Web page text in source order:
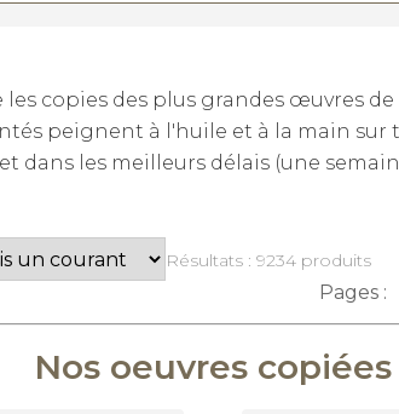
copies des plus grandes œuvres
peignent à l'huile et à la main sur
dans les meilleurs délais (une
Résultats : 9234 produits
Pages :
Nos oeuvres copiées